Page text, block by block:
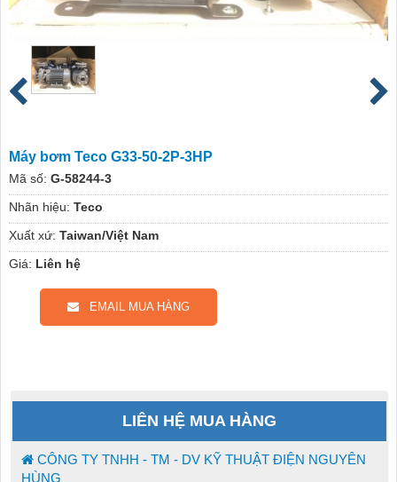
Máy bơm Teco G33-50-2P-3HP
Mã số: G-58244-3
Nhãn hiệu: Teco
Xuất xứ: Taiwan/Việt Nam
Giá: Liên hệ
EMAIL MUA HÀNG
LIÊN HỆ MUA HÀNG
CÔNG TY TNHH - TM - DV KỸ THUẬT ĐIỆN NGUYÊN
HÙNG